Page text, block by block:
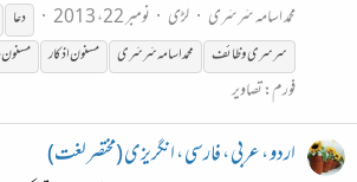
محمد اسامہ سَرسَری لڑی نومبر 22، 2013 دعا
سرسریوظائف محمد اسامہ سَرسَری مسنون اذکار
فورم:تصاویر
اردو ، عربی ، فارسی ، انگریزی (مختصر لغت)